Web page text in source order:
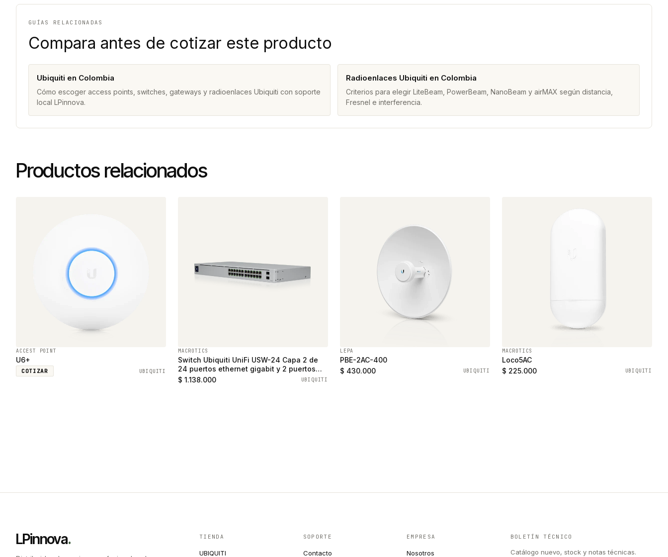
GUÍAS RELACIONADAS
Compara antes de cotizar este producto
Ubiquiti en Colombia
Cómo escoger access points, switches, gateways y radioenlaces Ubiquiti con soporte
local LPinnova.
Radioenlaces Ubiquiti en Colombia
Criterios para elegir LiteBeam, PowerBeam, NanoBeam y airMAX según distancia,
Fresnel e interferencia.
Productos relacionados
ACCEST POINT
U6+
COTIZAR UBIQUITI
MACROTICS
Switch Ubiquiti UniFi USW-24 Capa 2 de
24 puertos ethernet gigabit y 2 puertos
SFP
$ 1.138.000 UBIQUITI
LEPA
PBE-2AC-400
$ 430.000
UBIQUITI
MACROTICS
Loco5AC
$ 225.000
UBIQUITI
LPinnova. TIENDA
UBIQUITI
SOPORTE
Contacto
EMPRESA
Nosotros
BOLETÍN TÉCNICO
Catálogo nuevo, stock y notas técnicas.